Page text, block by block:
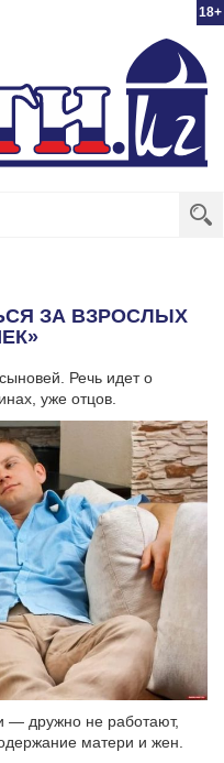
18+
ЗА ВЗРОСЛЫХ
Речь идет о
уже отцов.
— дружно не работают,
матери и жен.